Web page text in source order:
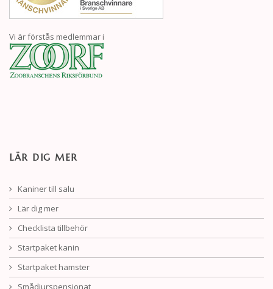
Vi är förstås medlemmar i
LÄR DIG MER
Kaniner till salu
Lär dig mer
Checklista tillbehör
Startpaket kanin
Startpaket hamster
Smådjurspensionat